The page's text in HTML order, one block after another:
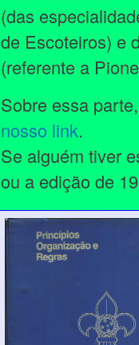
(das
de Escoteiros) e
(referente a
Sobre essa
nosso link.
Se alguém tiver
ou a edição de